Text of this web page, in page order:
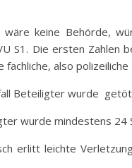
keine Behörde,
S1. Die ersten Zahlen
also
Beteiligter wurde
wurde mindestens 24
erlitt leichte